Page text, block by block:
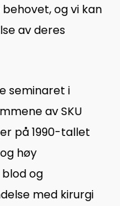
og vi kan
av deres
seminaret i
av SKU
på 1990-tallet
høy
og
med kirurgi